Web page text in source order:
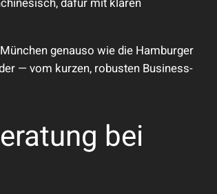
genauso wie die Hamburger
— vom kurzen, robusten Business-
bei